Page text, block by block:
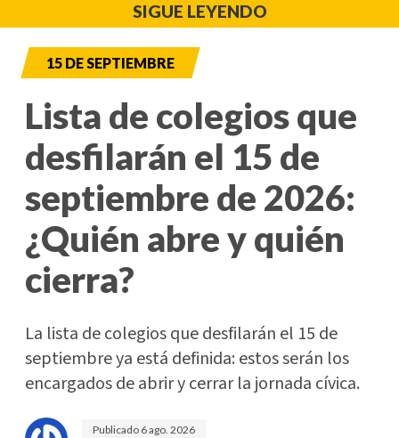
SIGUE LEYENDO
15 DE SEPTIEMBRE
Lista de colegios que
desfilarán el 15 de
septiembre de 2026:
¿Quién abre y quién
cierra?
La lista de colegios que desfilarán el 15 de
septiembre ya está definida: estos serán los
encargados de abrir y cerrar la jornada cívica.
Publicado 6 ago. 2026